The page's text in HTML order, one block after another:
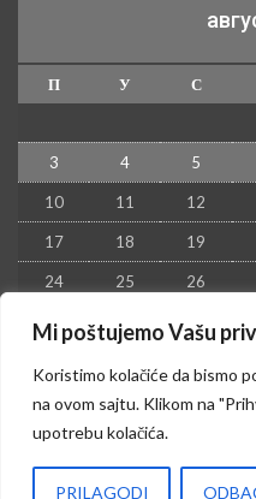
Mi poštujemo Vašu
Koristimo kolačiće da bismo
na ovom sajtu. Klikom na
upotrebu kolačića.
PRILAGODI
П У С
3 4 5
10 11 12
17 18 19
24 25 26
31
Izrada sajta i